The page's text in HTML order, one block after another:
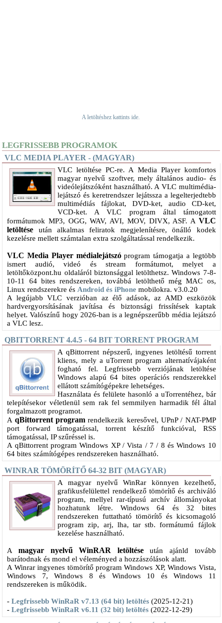
A letöltéshez kattints ide.
LEGFRISSEBB PROGRAMOK
VLC MEDIA PLAYER - (MAGYAR)
VLC letöltése PC-re. A Media Player komfortos
magyar nyelvű szoftver, mely általános audio- és
videólejátszóként használható. A VLC multimédia-
lejátszó és keretrendszer lejátssza a legelterjedtebb
multimédiás fájlokat, DVD-ket, audio CD-ket,
VCD-ket. A VLC program által támogatott
formátumok MP3, OGG, WAV, AVI, MOV, DIVX, ASF. A VLC
letöltése után alkalmas feliratok megjelenítésre, önálló kodek
kezelésre mellett számtalan extra szolgáltatással rendelkezik.
VLC Media Player médialejátszóprogram támogatja a legtöbb
ismert audió, videó és stream formátumot, melyet a
letöltőközpont.hu oldaláról biztonsággal letölthetsz. Windows 7-8-
10-11 64 bites rendszereken, továbbá letölthető még MAC os,
Linux rendszerekre és Android és iPhone mobilokra. v3.0.20
A legújabb VLC verzióban az élő adások, az AMD eszközök
hardvergyorsításának javítása és biztonsági frissítések kaptak
helyet. Valószínű hogy 2026-ban is a legnépszerűbb média lejátszó
a VLC lesz.
QBITTORRENT 4.4.5 - 64 BIT TORRENT PROGRAM
A qBittorrent népszerű, ingyenes letöltésű torrent
kliens, mely a uTorrent program alternatívájaként
fogható fel. Legfrissebb verziójának letöltése
Windows alapú 64 bites operációs rendszerekkel
ellátott számítógépekre lehetséges.
Használata és felülete hasonló a uTorrentéhez, bár
telepítésekor véletlenül sem rak fel semmilyen harmadik fél által
forgalmazott programot.
A qBittorrent programrendelkezik keresővel, UPnP / NAT-PMP
port forward támogatással, torrent készítő funkcióval, RSS
támogatással, IP szűréssel is.
A qBittorrent program Windows XP / Vista / 7 / 8 és Windows 10
64 bites számítógépes rendszereken használható.
WINRAR TÖMÖRÍTŐ 64-32 BIT (MAGYAR)
A magyar nyelvű WinRar könnyen kezelhető,
grafikusfelülettel rendelkező tömörítő és archiváló
program, mellyel rar-típusú archív állományokat
hozhatunk létre. Windows 64 és 32 bites
rendszereken futtatható tömörítő és kicsomagoló
program zip, arj, lha, tar stb. formátumú fájlok
kezelése használható.
A magyar nyelvű WinRAR letöltéseután ajánld tovább
barátodnak és mond el véleményed a hozzászólások alatt.
A Winrar ingyenes tömörítő program Windows XP, Windows Vista,
Windows 7, Windows 8 és Windows 10 és Windows 11
rendszereken is működik.
-Legfrissebb WinRaR v7.13 (64 bit) letöltés (2025-12-21)
-Legfrissebb WinRaR v6.11 (32 bit) letöltés (2022-12-29)